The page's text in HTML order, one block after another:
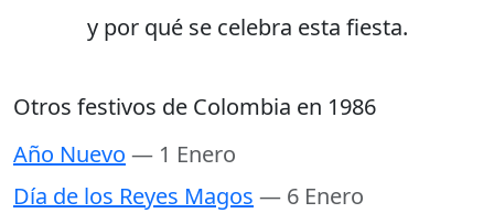
y por qué se celebra esta fiesta.
Otros festivos de Colombia en 1986
Año Nuevo — 1 Enero
Día de los Reyes Magos — 6 Enero